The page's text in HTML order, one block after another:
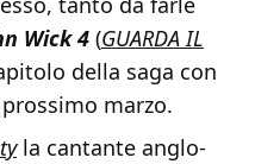
Wick 4 (GUARDA IL
della saga con
marzo.
la cantante anglo-